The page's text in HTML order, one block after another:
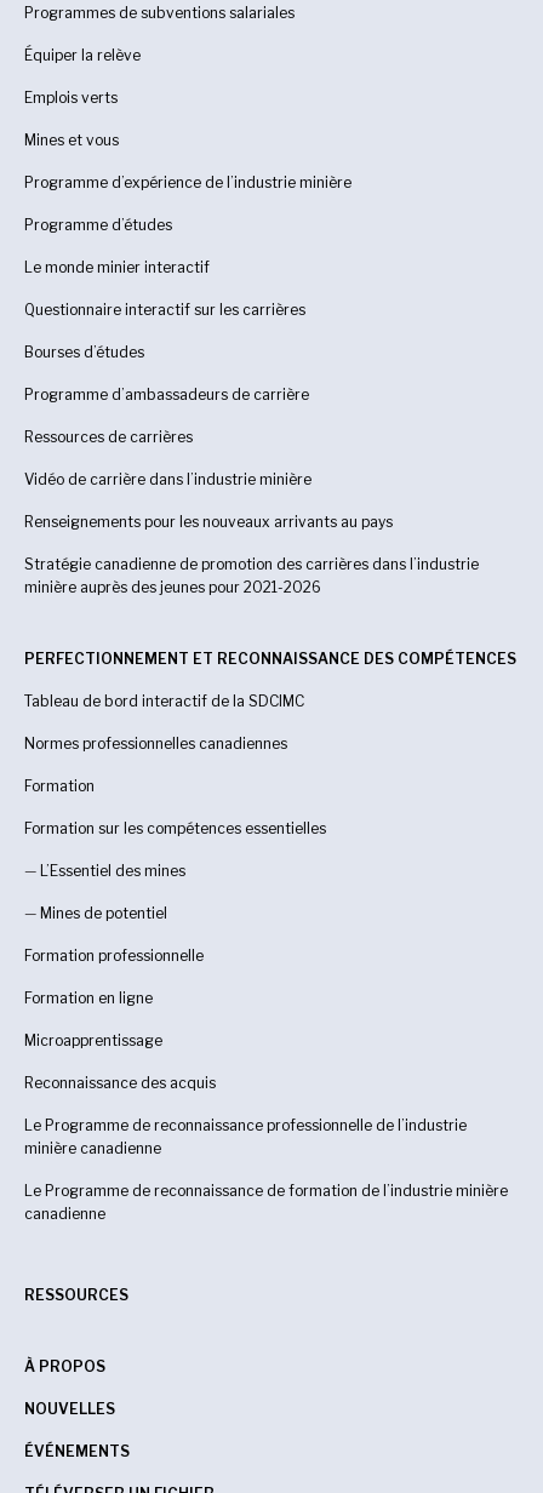
Programmes de subventions salariales
Équiper la relève
Emplois verts
Mines et vous
Programme d’expérience de l’industrie minière
Programme d’études
Le monde minier interactif
Questionnaire interactif sur les carrières
Bourses d’études
Programme d’ambassadeurs de carrière
Ressources de carrières
Vidéo de carrière dans l’industrie minière
Renseignements pour les nouveaux arrivants au pays
Stratégie canadienne de promotion des carrières dans l’industrie
minière auprès des jeunes pour 2021-2026
PERFECTIONNEMENT ET RECONNAISSANCE DES COMPÉTENCES
Tableau de bord interactif de la SDCIMC
Normes professionnelles canadiennes
Formation
Formation sur les compétences essentielles
— L’Essentiel des mines
— Mines de potentiel
Formation professionnelle
Formation en ligne
Microapprentissage
Reconnaissance des acquis
Le Programme de reconnaissance professionnelle de l’industrie
minière canadienne
Le Programme de reconnaissance de formation de l’industrie minière
canadienne
RESSOURCES
À PROPOS
NOUVELLES
ÉVÉNEMENTS